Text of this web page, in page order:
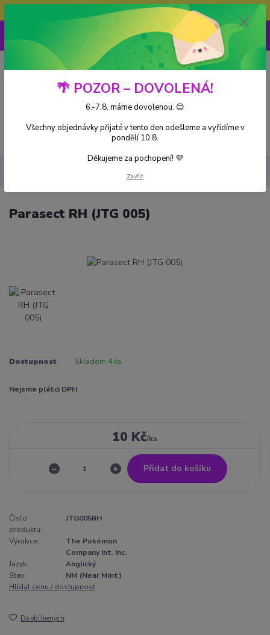
Doprava ZDARMA při nákupu nad 3000Kč
Menu
0 Kč
Parasect RH (JTG 005)
Parasect RH (JTG 005)
Dostupnost Skladem 4 ks
Nejsme plátci DPH
10 Kč/ks
Přidat do košíku
Číslo
produktu:
JTG005RH
Výrobce:
The Pokémon
Company Int. Inc.
Jazyk:
Anglický
Stav:
NM (Near Mint)
Hlídat cenu / dostupnost
Do oblíbených
🌴 POZOR – DOVOLENÁ!
6.-7.8. máme dovolenou. 😊
Všechny objednávky přijaté v tento den odešleme a vyřídíme v
pondělí 10.8.
Děkujeme za pochopení! 💜
Zavřít